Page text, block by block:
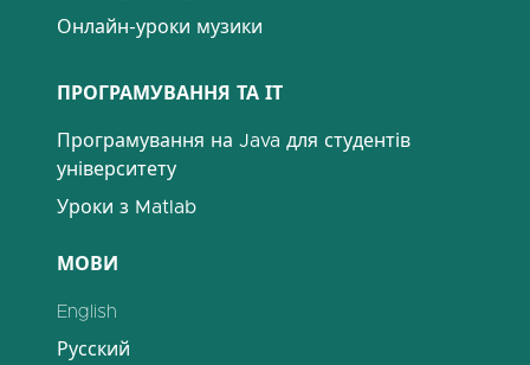
Онлайн-уроки музики
ПРОГРАМУВАННЯ ТА ІТ
Програмування на Java для студентів
університету
Уроки з Matlab
МОВИ
English
Русский